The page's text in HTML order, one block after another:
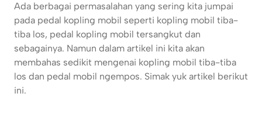
Ada berbagai permasalahan yang sering kita jumpai
pada pedal kopling mobil seperti kopling mobil tiba-
tiba los, pedal kopling mobil tersangkut dan
sebagainya. Namun dalam artikel ini kita akan
membahas sedikit mengenai kopling mobil tiba-tiba
los dan pedal mobil ngempos. Simak yuk artikel berikut
ini.